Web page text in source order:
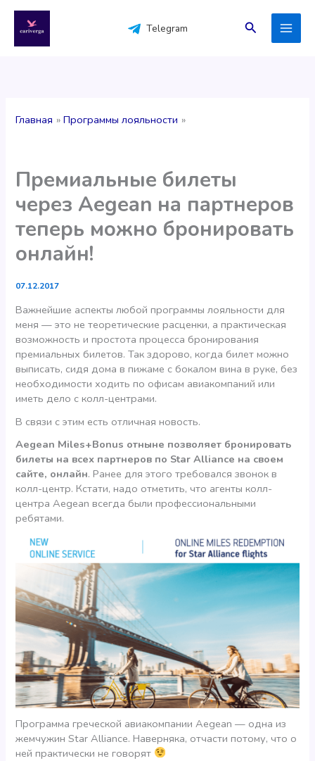
содержимому
Telegram Поиск
Главная Программы лояльности
Премиальные билеты
через Aegean на партнеров
теперь можно бронировать
онлайн!
07.12.2017
Важнейшие аспекты любой программы лояльности для
меня — это не теоретические расценки, а практическая
возможность и простота процесса бронирования
премиальных билетов. Так здорово, когда билет можно
выписать, сидя дома в пижаме с бокалом вина в руке, без
необходимости ходить по офисам авиакомпаний или
иметь дело с колл-центрами.
В связи с этим есть отличная новость.
Aegean Miles+Bonus отныне позволяет бронировать
билеты на всех партнеров по Star Alliance на своем
сайте, онлайн. Ранее для этого требовался звонок в
колл-центр. Кстати, надо отметить, что агенты колл-
центра Aegean всегда были профессиональными
ребятами.
Программа греческой авиакомпании Aegean — одна из
жемчужин Star Alliance. Наверняка, отчасти потому, что о
ней практически не говорят